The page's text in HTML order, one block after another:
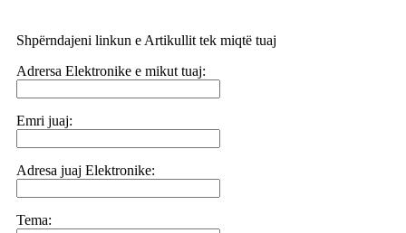
Shpërndajeni linkun e Artikullit tek miqtë tuaj
Adrersa Elektronike e mikut tuaj:
Emri juaj:
Adresa juaj Elektronike:
Tema: